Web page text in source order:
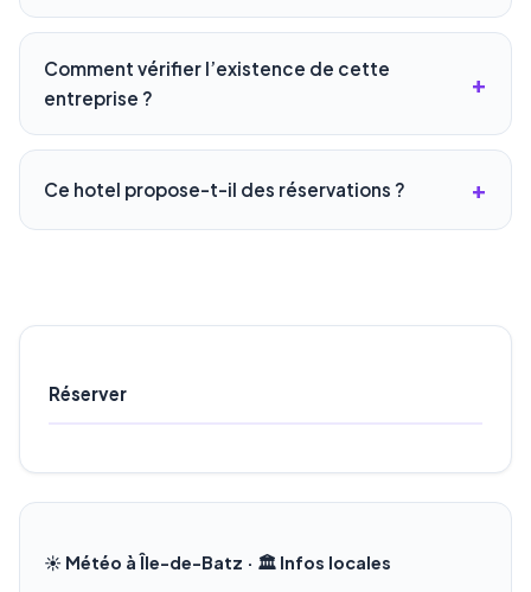
Comment vérifier l’existence de cette
entreprise ?
Ce hotel propose-t-il des réservations ?
Réserver
☀️ Météo à Île-de-Batz · 🏛️ Infos locales